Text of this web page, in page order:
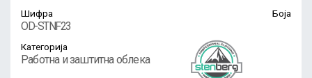
Шифра
OD-STNF23
Боја
Категорија
Работна и заштитна облека